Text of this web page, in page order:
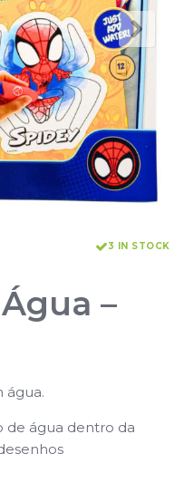
3 IN STOCK
–
água.
de água dentro da